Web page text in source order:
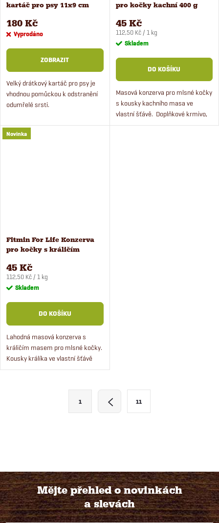
kartáč pro psy 11x9 cm
180 Kč
Vyprodáno
ZOBRAZIT
Velký drátkový kartáč pro psy je
vhodnou pomůckou k odstranění
odumřelé srsti.
pro kočky kachní 400 g
45 Kč
Měrná
cena:
112,50 Kč / 1 kg
Skladem
DO KOŠÍKU
Masová konzerva pro mlsné kočky
s kousky kachního masa ve
vlastní šťávě. Doplňkové krmivo,
které lze použít jako zpestření ke
Novinka
Fitmin For Life Konzerva
pro kočky s králičím
45 Kč
Měrná
cena:
112,50 Kč / 1 kg
Skladem
DO KOŠÍKU
Lahodná masová konzerva s
králičím masem pro mlsné kočky.
Kousky králíka ve vlastní šťávě
potěší koťata i dospělé kočky.
d
a
c
o
v
á
n
1 11
Z
Mějte přehled o novinkách
a slevách